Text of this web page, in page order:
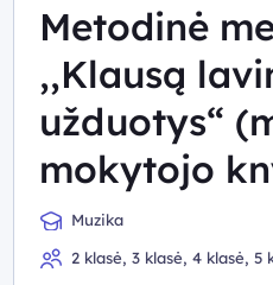
Metodinė
,,Klausą
užduotys“
mokytojo
Muzika
2 klasė, 3 klasė, 4 klasė, 5